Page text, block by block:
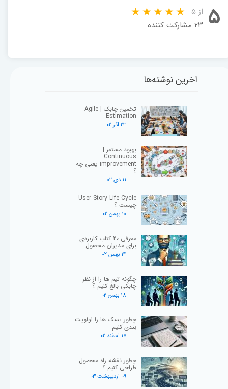
۵ از ۵
۲۳ مشارکت کننده
اخرین نوشته‌ها
تخمین چابک | Agile
Estimation
۲۳ آذر ۰۲
بهبود مستمر |
Continuous
improvement یعنی چه
؟
۱۱ دی ۰۲
User Story Life Cycle
چیست ؟
۱۰ بهمن ۰۲
معرفی 20 کتاب کاربردی
برای مدیران محصول
۱۴ بهمن ۰۲
چگونه تیم ها را از نظر
چابکی بالغ کنیم ؟
۱۸ بهمن ۰۲
چطور تسک ها را اولویت
بندی کنیم
۱۷ اسفند ۰۲
چطور نقشه راه محصول
طراحی کنیم ؟
۰۹ اردیبهشت ۰۳